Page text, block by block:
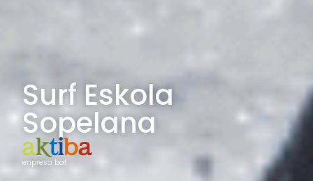
Surf Eskola
Sopelana
enpresa bat